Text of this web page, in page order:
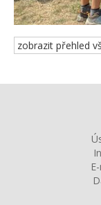
zobrazit přehled